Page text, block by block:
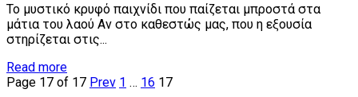
Το μυστικό κρυφό παιχνίδι που παίζεται μπροστά στα
μάτια του λαού Αν στο καθεστώς μας, που η εξουσία
στηρίζεται στις...
Read moreDetails
Page 17 of 17 Prev 1 … 16 17